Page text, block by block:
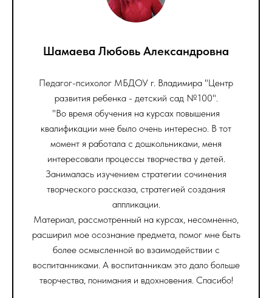
Шамаева Любовь Александровна
Педагог-психолог МБДОУ г. Владимира "Центр
развития ребенка - детский сад №100".
"Во время обучения на курсах повышения
квалификации мне было очень интересно. В тот
момент я работала с дошкольниками, меня
интересовали процессы творчества у детей.
Занималась изучением стратегии сочинения
творческого рассказа, стратегией создания
аппликации.
Материал, рассмотренный на курсах, несомненно,
расширил мое осознание предмета, помог мне быть
более осмысленной во взаимодействии с
воспитанниками. А воспитанникам это дало больше
творчества, понимания и вдохновения. Спасибо!